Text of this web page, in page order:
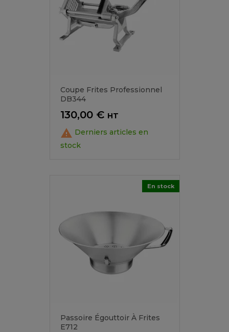
Coupe Frites Professionnel
DB344
Prix
130,00 € HT
 Derniers articles en
stock
Passoire Égouttoir À Frites
E712
En stock